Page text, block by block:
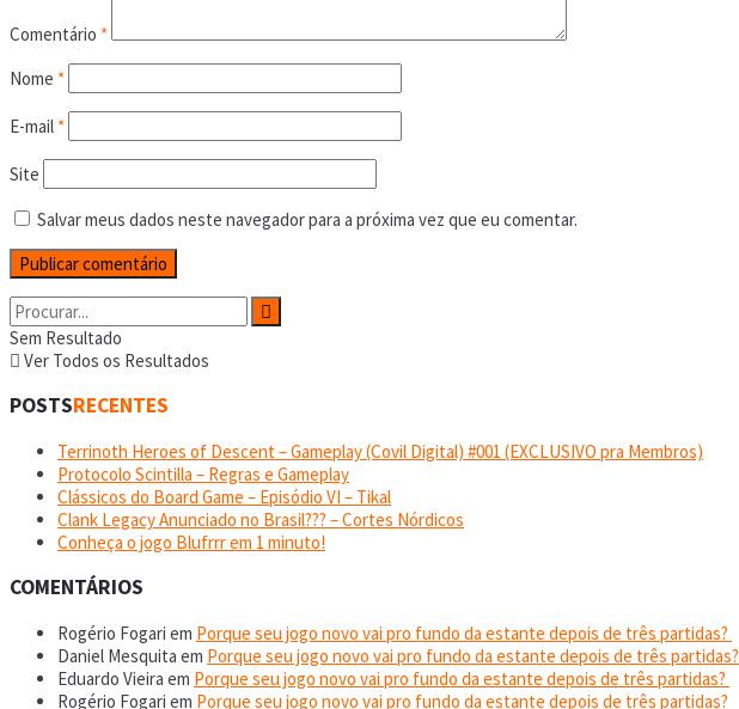
Comentário *
Nome *
E-mail *
Site
Salvar meus dados neste navegador para a próxima vez que eu comentar.
Sem Resultado
Ver Todos os Resultados
POSTSRECENTES
Terrinoth Heroes of Descent – Gameplay (Covil Digital) #001 (EXCLUSIVO pra Membros)
Protocolo Scintilla – Regras e Gameplay
Clássicos do Board Game – Episódio VI – Tikal
Clank Legacy Anunciado no Brasil??? – Cortes Nórdicos
Conheça o jogo Blufrrr em 1 minuto!
COMENTÁRIOS
Rogério Fogari em Porque seu jogo novo vai pro fundo da estante depois de três partidas?
Daniel Mesquita em Porque seu jogo novo vai pro fundo da estante depois de três partidas?
Eduardo Vieira em Porque seu jogo novo vai pro fundo da estante depois de três partidas?
Rogério Fogari em Porque seu jogo novo vai pro fundo da estante depois de três partidas?